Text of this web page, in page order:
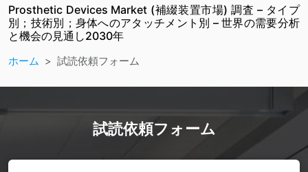
Prosthetic Devices Market (補綴装置市場) 調査 – タイプ
別；技術別；身体へのアタッチメント別 – 世界の需要分析
と機会の見通し2030年
ホーム 試読依頼フォーム
試読依頼フォーム